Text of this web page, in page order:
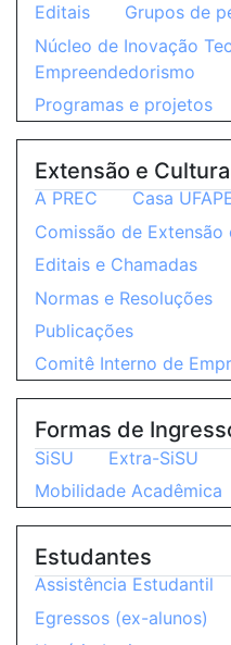
Editais
Grupos de
Núcleo de Inovação
Empreendedorismo
Programas e projetos
Extensão e Cultura
A PREC
Casa
Comissão de Extensão
Editais e Chamadas
Normas e Resoluções
Publicações
Comitê Interno de
Formas de
SiSU Extra-SiSU
Mobilidade Acadêmica
Estudantes
Assistência Estudantil
Egressos (ex-alunos)